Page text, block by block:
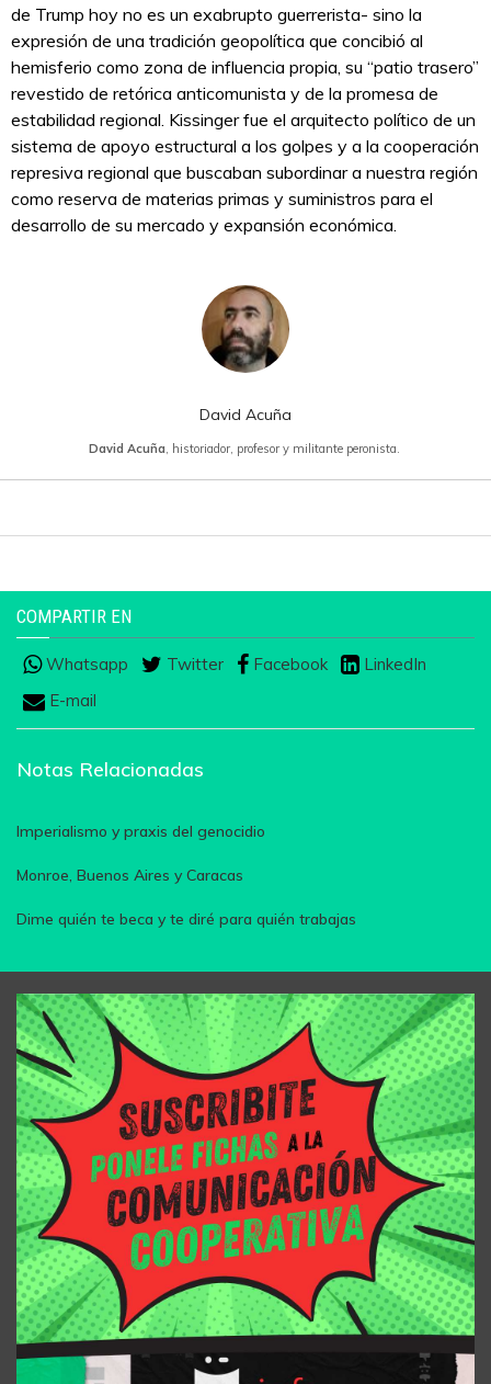
de Trump hoy no es un exabrupto guerrerista- sino la
expresión de una tradición geopolítica que concibió al
hemisferio como zona de influencia propia, su “patio trasero”
revestido de retórica anticomunista y de la promesa de
estabilidad regional. Kissinger fue el arquitecto político de un
sistema de apoyo estructural a los golpes y a la cooperación
represiva regional que buscaban subordinar a nuestra región
como reserva de materias primas y suministros para el
desarrollo de su mercado y expansión económica.
David Acuña
David Acuña, historiador, profesor y militante peronista.
COMPARTIR EN
Whatsapp Twitter Facebook
LinkedIn
E-mail
Notas Relacionadas
Imperialismo y praxis del genocidio
Monroe, Buenos Aires y Caracas
Dime quién te beca y te diré para quién trabajas